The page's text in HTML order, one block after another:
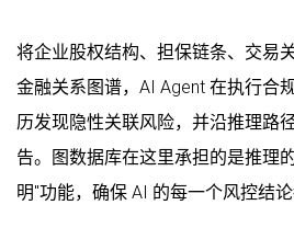
将企业股权结构、担保链条、交易
金融关系图谱，AI Agent 在执行合
历发现隐性关联风险，并沿推理路
告。图数据库在这里承担的是推理
明"功能，确保 AI 的每一个风控结论